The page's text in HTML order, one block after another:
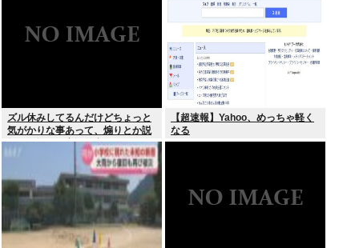
ズル休みしてるんだけどちょっと
気がかりな事あって、煽りとか説
教とか抜きに客観的意見くれる人
だけきてくれ
【超速報】Yahoo、めっちゃ軽く
なる